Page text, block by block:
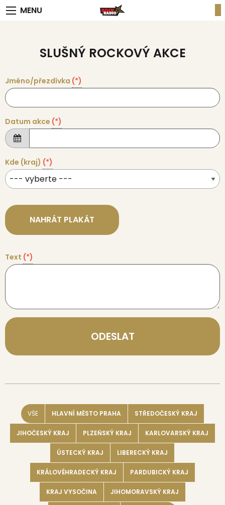
MENU
SLUŠNÝ ROCKOVÝ AKCE
Jméno/přezdívka (*)
Datum akce (*)
Kde (kraj) (*)
NAHRÁT PLAKÁT
Text (*)
ODESLAT
VŠE HLAVNÍ MĚSTO PRAHA STŘEDOČESKÝ KRAJ
JIHOČESKÝ KRAJ PLZEŇSKÝ KRAJ KARLOVARSKÝ KRAJ
ÚSTECKÝ KRAJ LIBERECKÝ KRAJ
KRÁLOVÉHRADECKÝ KRAJ PARDUBICKÝ KRAJ
KRAJ VYSOČINA JIHOMORAVSKÝ KRAJ